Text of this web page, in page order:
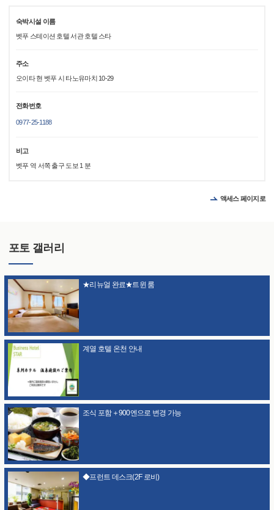
숙박시설 이름
벳푸 스테이션 호텔 서관 호텔 스타
주소
오이타 현 벳푸 시 타노유마치 10-29
전화번호
0977-25-1188
비고
벳푸 역 서쪽 출구 도보 1 분
액세스 페이지로
포토 갤러리
★리뉴얼 완료★트윈 룸
계열 호텔 온천 안내
조식 포함＋900엔으로 변경 가능
◆프런트 데스크(2F 로비)